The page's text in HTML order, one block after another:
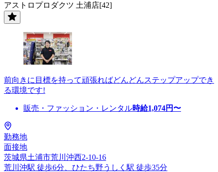
アストロプロダクツ 土浦店[42]
前向きに目標を持って頑張ればどんどんステップアップでき
る環境です!
販売・ファッション・レンタル時給1,074円〜
勤務地
面接地
茨城県土浦市荒川沖西2-10-16
荒川沖駅 徒歩6分、ひたち野うしく駅 徒歩35分